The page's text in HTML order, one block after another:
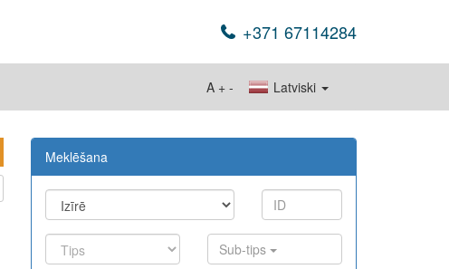
+371 67114284
Latviski
A + -
Meklēšana
Sub-tips